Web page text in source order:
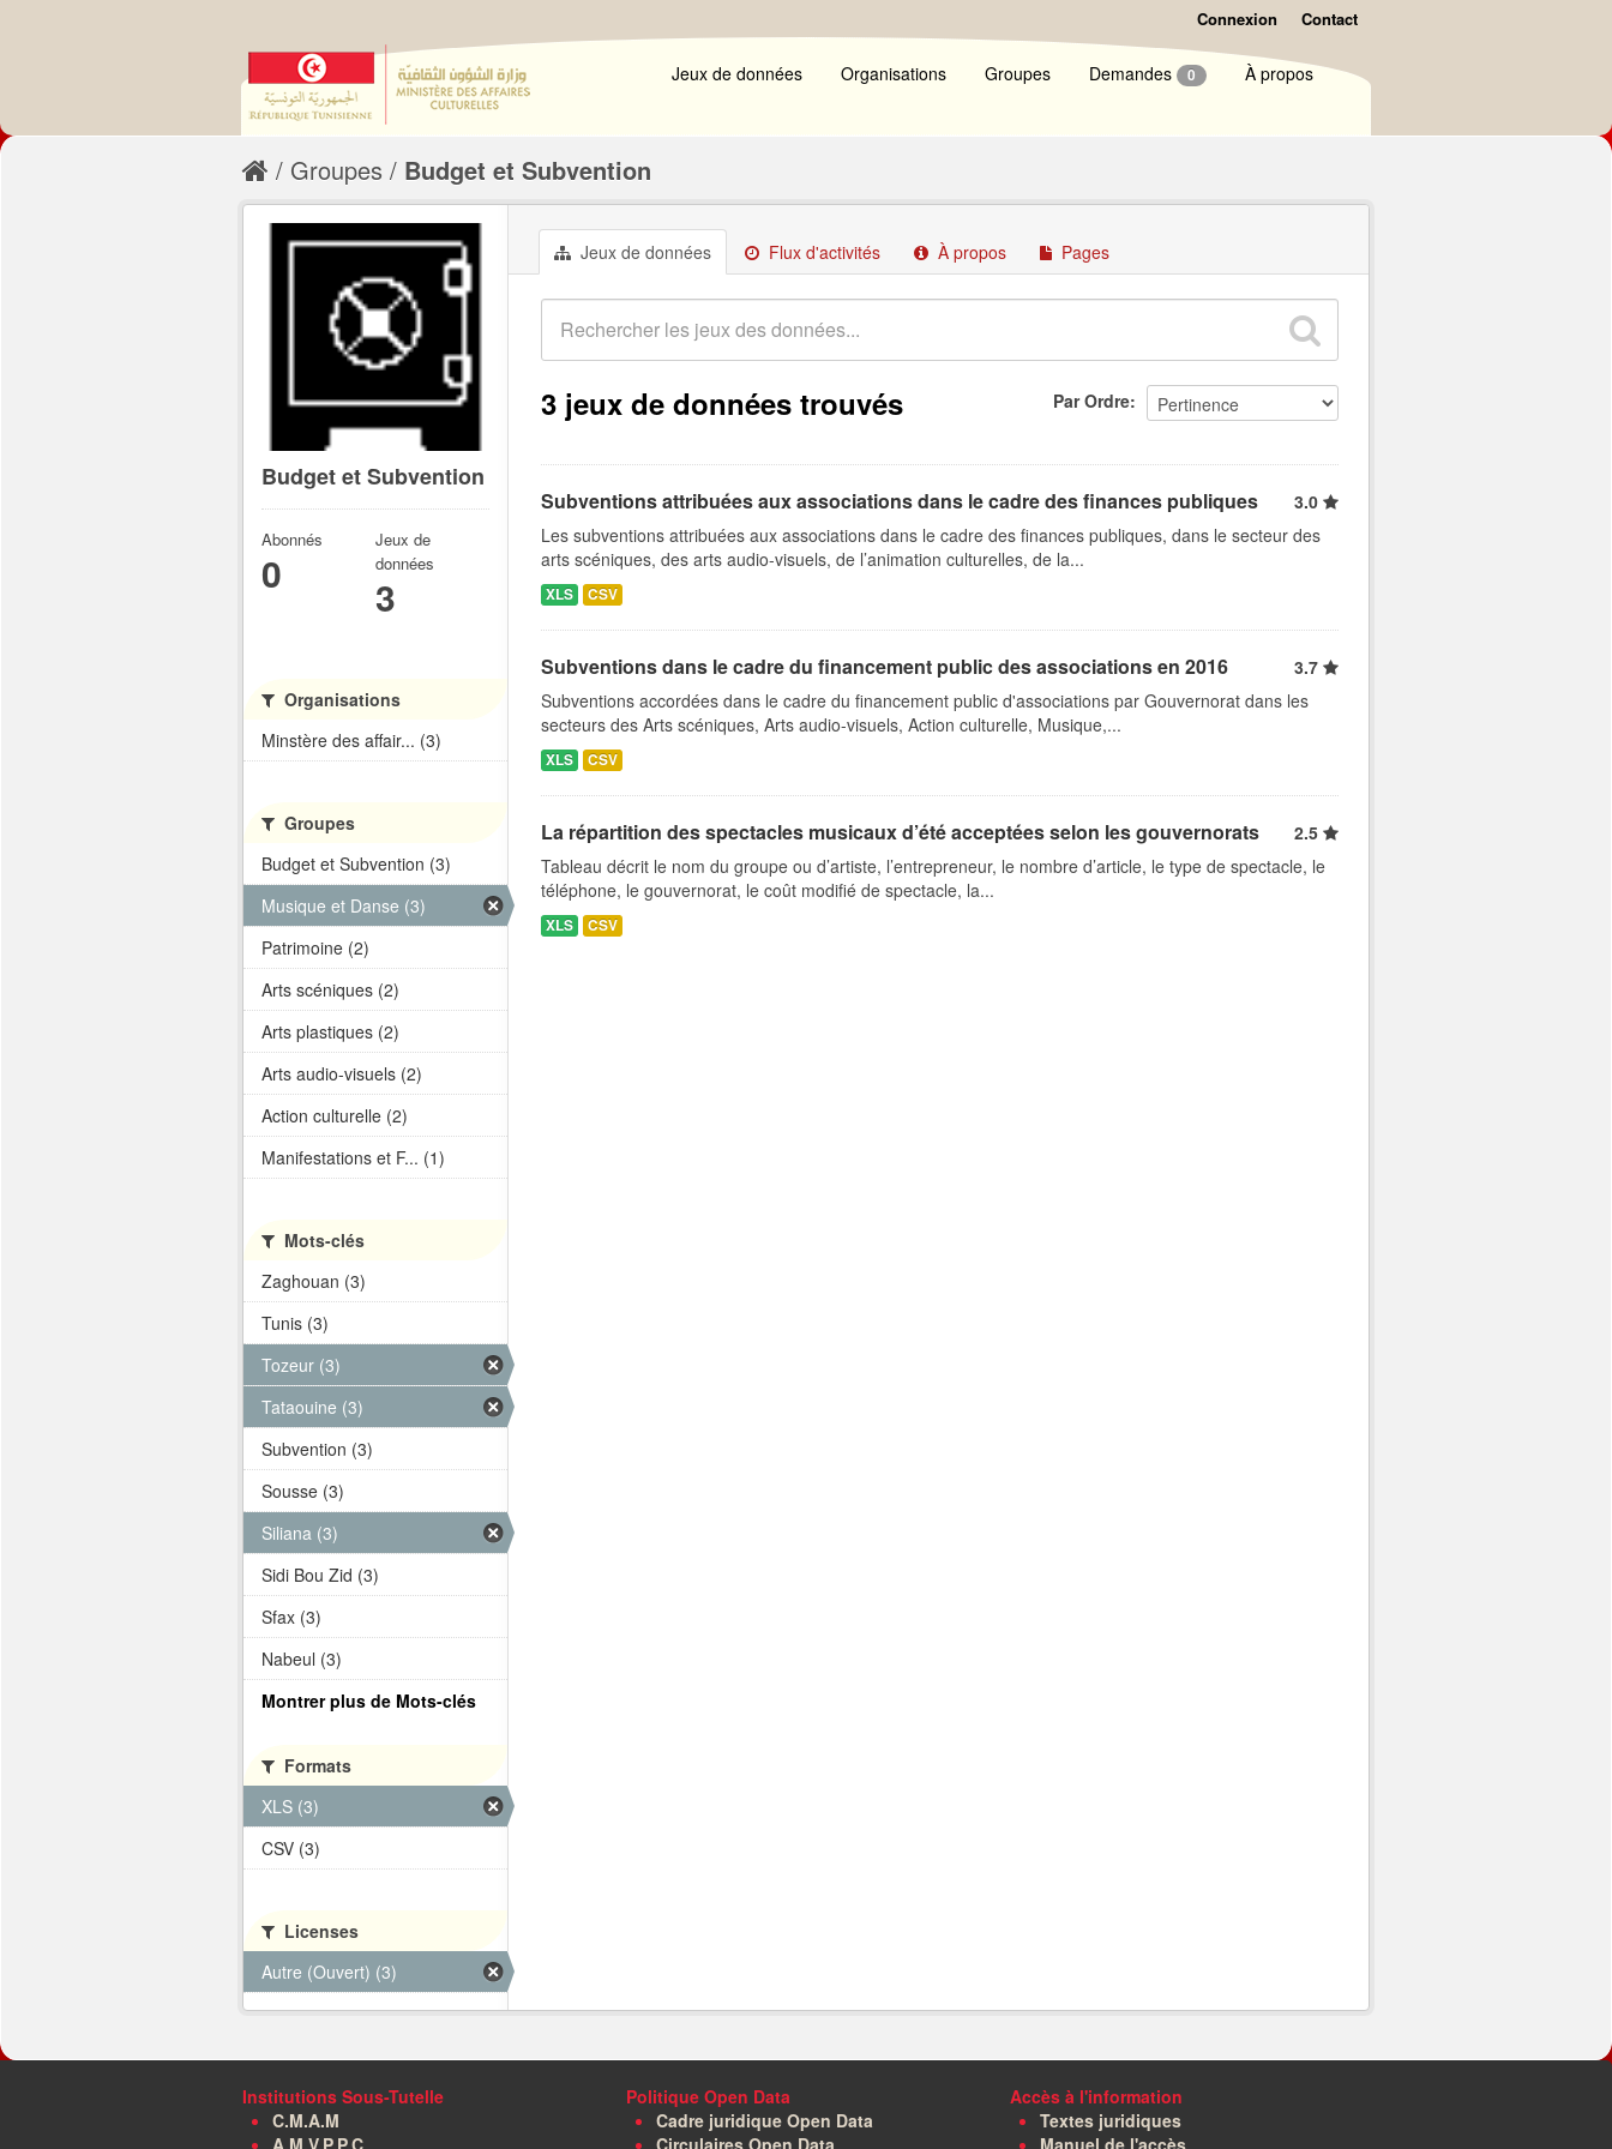
Connexion Contact
Jeux de données Organisations Groupes Demandes 0 À propos
Groupes Budget et Subvention
Jeux de données Flux d'activités À propos Pages
Par Ordre
3 jeux de données trouvés
Subventions attribuées aux associations dans le cadre des finances publiques
3.0
Les subventions attribuées aux associations dans le cadre des finances publiques, dans le secteur des
arts scéniques, des arts audio-visuels, de l’animation culturelles, de la...
XLS CSV
Subventions dans le cadre du financement public des associations en 2016
3.7
Subventions accordées dans le cadre du financement public d'associations par Gouvernorat dans les
secteurs des Arts scéniques, Arts audio-visuels, Action culturelle, Musique,...
XLS CSV
La répartition des spectacles musicaux d’été acceptées selon les gouvernorats
2.5
Tableau décrit le nom du groupe ou d’artiste, l’entrepreneur, le nombre d’article, le type de spectacle, le
téléphone, le gouvernorat, le coût modifié de spectacle, la...
XLS CSV
Budget et Subvention
Abonnés
0
Jeux de
données
3
Organisations
Minstère des affair... (3)
Groupes
Budget et Subvention (3)
Musique et Danse (3)
Patrimoine (2)
Arts scéniques (2)
Arts plastiques (2)
Arts audio-visuels (2)
Action culturelle (2)
Manifestations et F... (1)
Mots-clés
Zaghouan (3)
Tunis (3)
Tozeur (3)
Tataouine (3)
Subvention (3)
Sousse (3)
Siliana (3)
Sidi Bou Zid (3)
Sfax (3)
Nabeul (3)
Montrer plus de Mots-clés
Formats
XLS (3)
CSV (3)
Licenses
Autre (Ouvert) (3)
Institutions Sous-Tutelle
C.M.A.M
A.M.V.P.P.C
Politique Open Data
Cadre juridique Open Data
Circulaires Open Data
Accès à l'information
Textes juridiques
Manuel de l'accès